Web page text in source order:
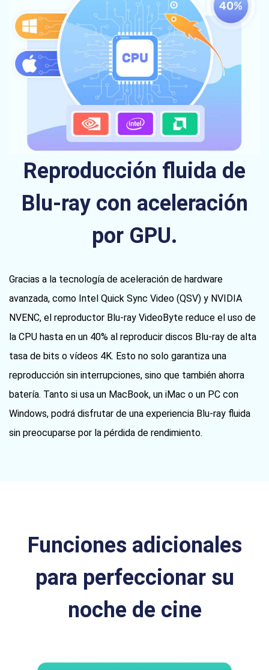
Reproducción fluida de
Blu-ray con aceleración
por GPU.
Gracias a la tecnología de aceleración de hardware
avanzada, como Intel Quick Sync Video (QSV) y NVIDIA
NVENC, el reproductor Blu-ray VideoByte reduce el uso de
la CPU hasta en un 40% al reproducir discos Blu-ray de alta
tasa de bits o vídeos 4K. Esto no solo garantiza una
reproducción sin interrupciones, sino que también ahorra
batería. Tanto si usa un MacBook, un iMac o un PC con
Windows, podrá disfrutar de una experiencia Blu-ray fluida
sin preocuparse por la pérdida de rendimiento.
Funciones adicionales
para perfeccionar su
noche de cine